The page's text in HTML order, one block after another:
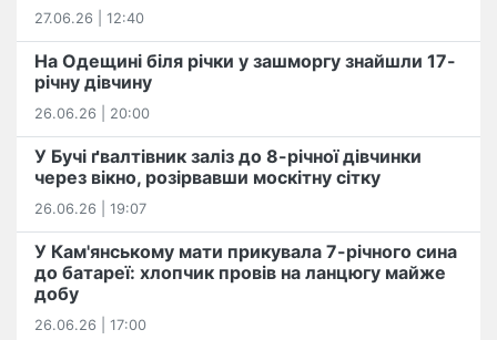
27.06.26 | 12:40
На Одещині біля річки у зашморгу знайшли 17-
річну дівчину
26.06.26 | 20:00
У Бучі ґвалтівник заліз до 8-річної дівчинки
через вікно, розірвавши москітну сітку
26.06.26 | 19:07
У Кам'янському мати прикувала 7-річного сина
до батареї: хлопчик провів на ланцюгу майже
добу
26.06.26 | 17:00